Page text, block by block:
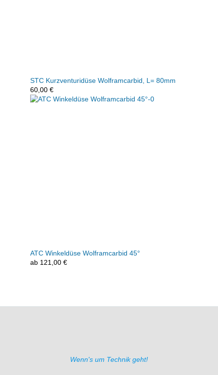
STC Kurzventuridüse Wolframcarbid, L= 80mm
60,00 €
ATC Winkeldüse Wolframcarbid 45°
ab 121,00 €
Wenn's um Technik geht!